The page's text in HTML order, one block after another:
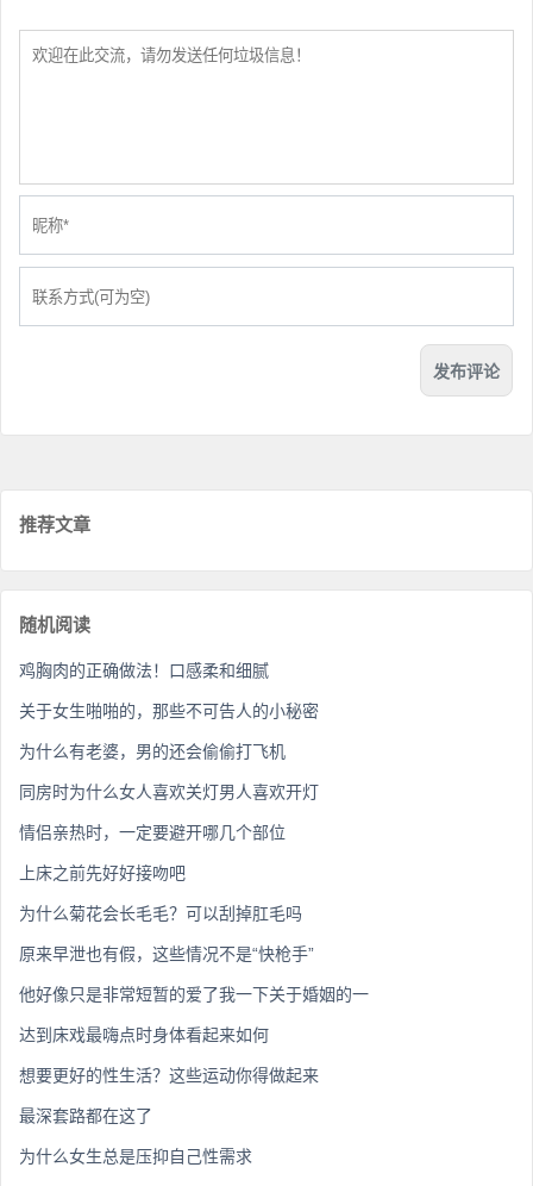
推荐文章
随机阅读
鸡胸肉的正确做法！口感柔和细腻
关于女生啪啪的，那些不可告人的小秘密
为什么有老婆，男的还会偷偷打飞机
同房时为什么女人喜欢关灯男人喜欢开灯
情侣亲热时，一定要避开哪几个部位
上床之前先好好接吻吧
为什么菊花会长毛毛？可以刮掉肛毛吗
原来早泄也有假，这些情况不是“快枪手”
他好像只是非常短暂的爱了我一下关于婚姻的一
达到床戏最嗨点时身体看起来如何
想要更好的性生活？这些运动你得做起来
最深套路都在这了
为什么女生总是压抑自己性需求